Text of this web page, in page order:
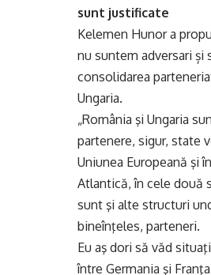
sunt justificate
Kelemen Hunor a
nu suntem adversari și
consolidarea
Ungaria.
„România şi Ungaria
partenere, sigur, state
Uniunea Europeană şi
Atlantică, în cele două
sunt şi alte structuri
bineînţeles, parteneri.
Eu aş dori să văd
între Germania şi